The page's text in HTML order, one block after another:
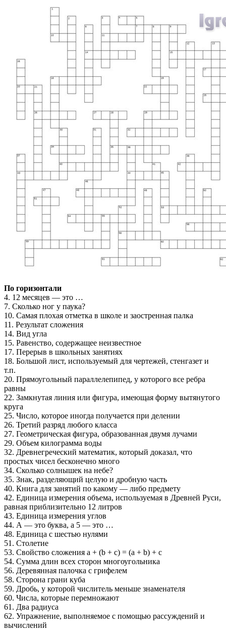
По горизонтали
4. 12 месяцев — это …
7. Сколько ног у паука?
10. Самая плохая отметка в школе и заостренная палка
11. Результат сложения
14. Вид угла
15. Равенство, содержащее неизвестное
17. Перерыв в школьных занятиях
18. Большой лист, используемый для чертежей, стенгазет и
т.п.
20. Прямоугольный параллелепипед, у которого все ребра
равны
22. Замкнутая линия или фигура, имеющая форму вытянутого
круга
25. Число, которое иногда получается при делении
26. Третий разряд любого класса
27. Геометрическая фигура, образованная двумя лучами
29. Объем килограмма воды
32. Древнегреческий математик, который доказал, что
простых чисел бесконечно много
34. Сколько солнышек на небе?
35. Знак, разделяющий целую и дробную часть
40. Книга для занятий по какому — либо предмету
42. Единица измерения объема, используемая в Древней Руси,
равная приблизительно 12 литров
43. Единица измерения углов
44. А — это буква, а 5 — это …
48. Единица с шестью нулями
51. Столетие
53. Свойство сложения a + (b + c) = (a + b) + c
54. Сумма длин всех сторон многоугольника
56. Деревянная палочка с грифелем
58. Сторона грани куба
59. Дробь, у которой числитель меньше знаменателя
60. Числа, которые перемножают
61. Два радиуса
62. Упражнение, выполняемое с помощью рассуждений и
вычислений